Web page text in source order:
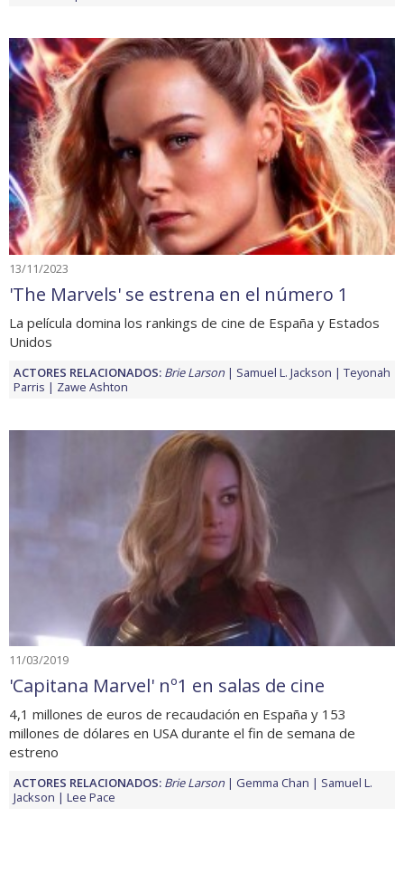
13/11/2023
'The Marvels' se estrena en el número 1
La película domina los rankings de cine de España y Estados
Unidos
ACTORES RELACIONADOS: Brie Larson Samuel L. Jackson
Teyonah
Parris
Zawe Ashton
11/03/2019
'Capitana Marvel' nº1 en salas de cine
4,1 millones de euros de recaudación en España y 153
millones de dólares en USA durante el fin de semana de
estreno
ACTORES RELACIONADOS: Brie Larson Gemma Chan
Samuel L.
Jackson
Lee Pace